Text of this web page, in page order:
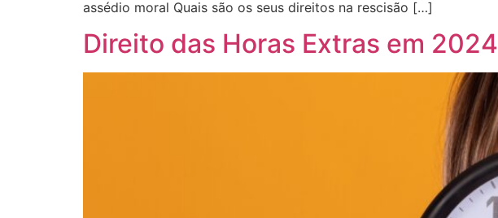
assédio moral Quais são os seus direitos na rescisão […]
Direito das Horas Extras em 2024